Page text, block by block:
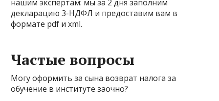
нашим экспертам: мы за 2 дня заполним
декларацию 3-НДФЛ и предоставим вам в
формате pdf и xml.
Частые вопросы
Могу оформить за сына возврат налога за
обучение в институте заочно?